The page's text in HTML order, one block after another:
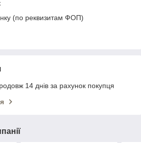
(по реквизитам ФОП)
14 днів за рахунок покупця